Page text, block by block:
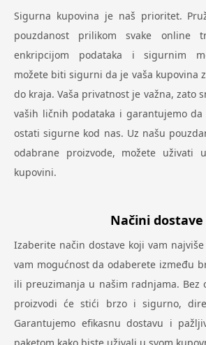
Sigurna kupovina je naš prioritet.
pouzdanost prilikom svake online
enkripcijom podataka i sigurnim
možete biti sigurni da je vaša kupovina
do kraja. Vaša privatnost je važna, zato
vaših ličnih podataka i garantujemo da
ostati sigurne kod nas. Uz našu
odabrane proizvode, možete uživati
kupovini.
Načini dostave
Izaberite način dostave koji vam
vam mogućnost da odaberete između
ili preuzimanja u našim radnjama. Bez
proizvodi će stići brzo i sigurno,
Garantujemo efikasnu dostavu i